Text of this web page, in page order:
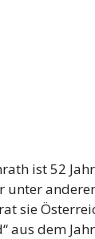
ist 52
sie
aus dem